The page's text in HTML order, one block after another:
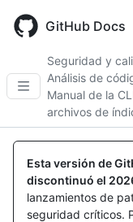
main
GitHub Docs
Seguridad y
Análisis de
Manual de la
archivos de
Esta versión de
discontinuó el
lanzamientos de
seguridad críticos.